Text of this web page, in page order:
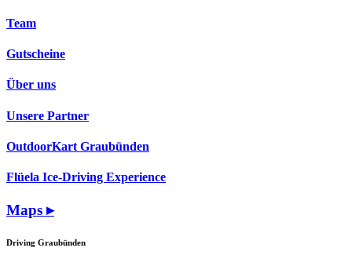
Team
Gutscheine
Über uns
Unsere Partner
OutdoorKart Graubünden
Flüela Ice-Driving Experience
Maps ▸
Driving Graubünden